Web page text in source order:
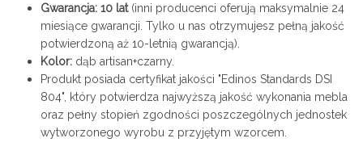
Gwarancja: 10 lat (inni producenci oferują maksymalnie 24
miesiące gwarancji. Tylko u nas otrzymujesz pełną jakość
potwierdzoną aż 10-letnią gwarancją).
Kolor: dąb artisan+czarny.
Produkt posiada certyfikat jakości "Edinos Standards DSI
804", który potwierdza najwyższą jakość wykonania mebla
oraz pełny stopień zgodności poszczególnych jednostek
wytworzonego wyrobu z przyjętym wzorcem.